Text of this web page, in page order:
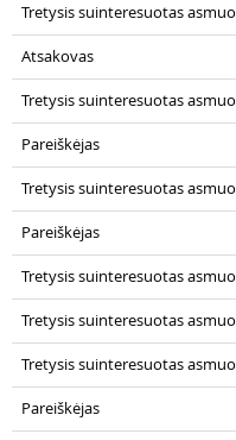
Tretysis suinteresuotas asmuo
Atsakovas
Tretysis suinteresuotas asmuo
Pareiškėjas
Tretysis suinteresuotas asmuo
Pareiškėjas
Tretysis suinteresuotas asmuo
Tretysis suinteresuotas asmuo
Tretysis suinteresuotas asmuo
Pareiškėjas